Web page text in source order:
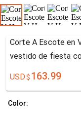
Corte A Escote en
vestido de fiesta
USD$ 163.99
Color: